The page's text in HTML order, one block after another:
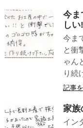
今ま
しい
今ま
と衝
ゃん
り続
記事
家族
イン